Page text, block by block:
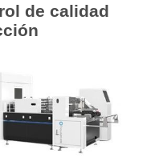
de calidad